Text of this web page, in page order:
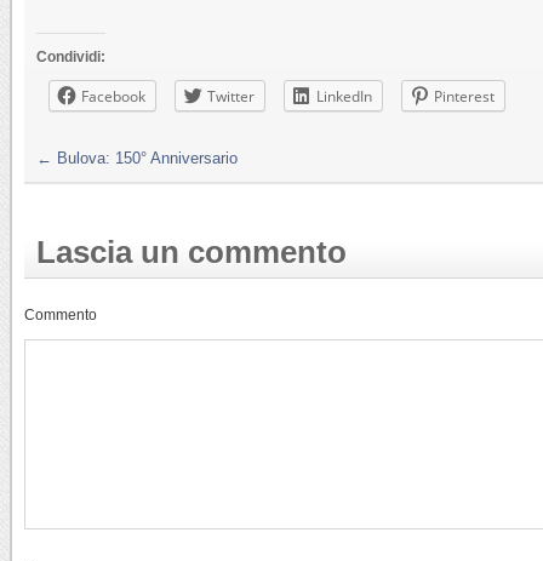
Condividi:
Facebook Twitter LinkedIn Pinterest
← Bulova: 150° Anniversario
Lascia un commento
Commento